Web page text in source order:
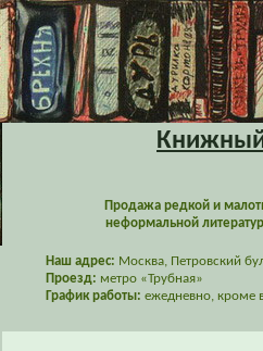
Книжный
Продажа редкой и
неформальной
Наш адрес: Москва, Петровский
Проезд: метро «Трубная»
График работы: ежедневно, кроме